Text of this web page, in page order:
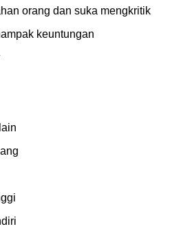
orang dan suka mengkritik
keuntungan